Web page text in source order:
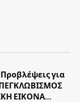
για
ΕΙΚΟΝΑ…